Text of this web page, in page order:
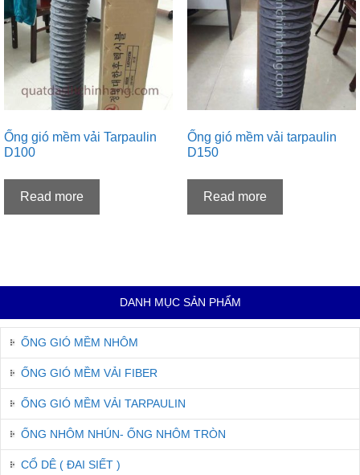
Ống gió mềm vải Tarpaulin
D100
Read more
Ống gió mềm vải tarpaulin
D150
Read more
DANH MỤC SẢN PHẨM
ỐNG GIÓ MỀM NHÔM
ỐNG GIÓ MỀM VẢI FIBER
ỐNG GIÓ MỀM VẢI TARPAULIN
ỐNG NHÔM NHÚN- ỐNG NHÔM TRÒN
CỔ DÊ ( ĐAI SIẾT )